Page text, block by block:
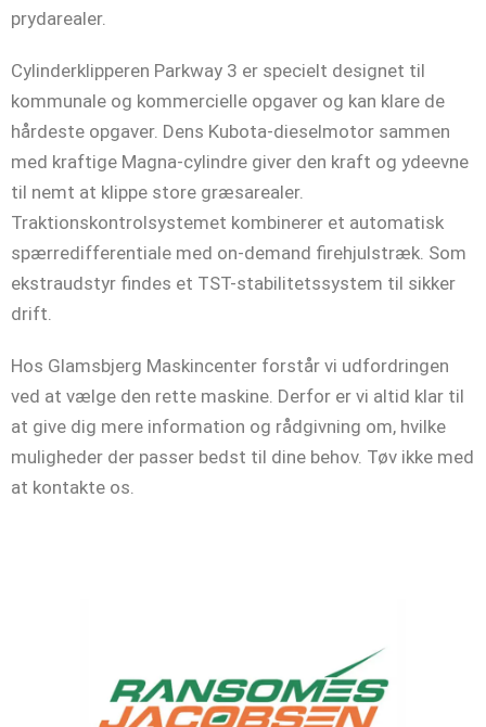
prydarealer.
Cylinderklipperen Parkway 3 er specielt designet til
kommunale og kommercielle opgaver og kan klare de
hårdeste opgaver. Dens Kubota-dieselmotor sammen
med kraftige Magna-cylindre giver den kraft og ydeevne
til nemt at klippe store græsarealer.
Traktionskontrolsystemet kombinerer et automatisk
spærredifferentiale med on-demand firehjulstræk. Som
ekstraudstyr findes et TST-stabilitetssystem til sikker
drift.
Hos Glamsbjerg Maskincenter forstår vi udfordringen
ved at vælge den rette maskine. Derfor er vi altid klar til
at give dig mere information og rådgivning om, hvilke
muligheder der passer bedst til dine behov. Tøv ikke med
at kontakte os.